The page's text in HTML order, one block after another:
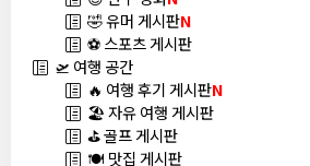
🤣 유머 게시판N
⚽ 스포츠 게시판
🛫 여행 공간
🔥 여행 후기 게시판N
🏖️ 자유 여행 게시판
⛳ 골프 게시판
🍽️ 맛집 게시판